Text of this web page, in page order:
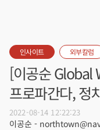
인사이트 외부칼럼
[이공순 Global
프로파간다, 정
2022-08-14 12:22:23
이공순 -